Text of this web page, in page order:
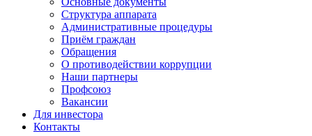
Структура аппарата
Административные процедуры
Приём граждан
Обращения
О противодействии коррупции
Наши партнеры
Профсоюз
Вакансии
Для инвестора
Контакты